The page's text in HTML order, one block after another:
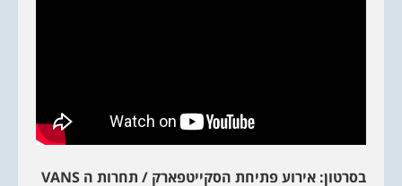
בסרטון: אירוע פתיחת הסקייטפארק / תחרות ה VANS